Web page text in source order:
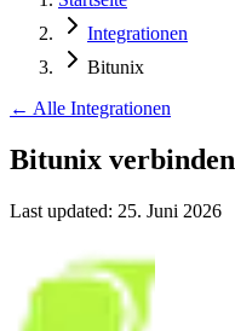
Integrationen
Bitunix
← Alle Integrationen
Bitunix verbinden
Last updated: 25. Juni 2026